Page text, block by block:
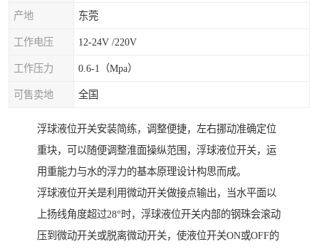
产地 东莞
工作电压 12-24V /220V
工作压力 0.6-1（Mpa）
可售卖地 全国
浮球液位开关安装简练，调整便捷，左右挪动准确定位
重块，可以随便调整淮面操纵范围，浮球液位开关，运
用重能力与水的浮力的基本原理设计构思而成。
浮球液位开关是利用微动开关做接点输出，当水平面以
上扬线角度超过28°时，浮球液位开关内部的钢珠会滚动
压到微动开关或脱离微动开关，使液位开关ON或OFF的